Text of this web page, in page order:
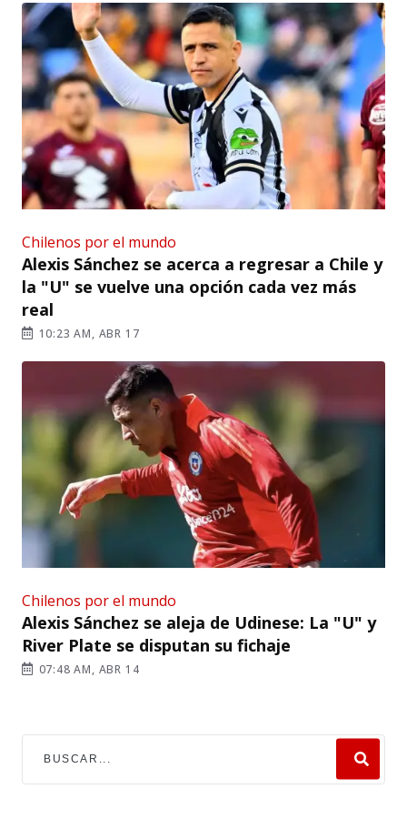
Chilenos por el mundo
Alexis Sánchez se acerca a regresar a Chile y
la "U" se vuelve una opción cada vez más
real
10:23 AM, ABR 17
Chilenos por el mundo
Alexis Sánchez se aleja de Udinese: La "U" y
River Plate se disputan su fichaje
07:48 AM, ABR 14